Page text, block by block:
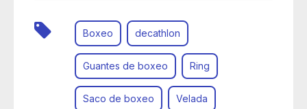
Boxeo decathlon
Guantes de boxeo Ring
Saco de boxeo Velada